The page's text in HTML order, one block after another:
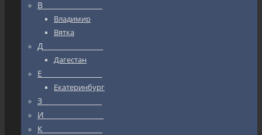
В_________________
Владимир
Вятка
Д_________________
Дагестан
Е_________________
Екатеринбург
З_________________
И_________________
К_________________